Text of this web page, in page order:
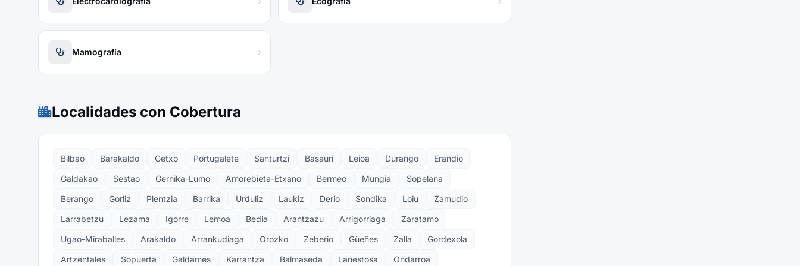
Mamografía
Localidades con Cobertura
Bilbao Barakaldo Getxo Portugalete Santurtzi Basauri Leioa Durango
Erandio
Galdakao
Sestao Gernika-Lumo Amorebieta-Etxano Bermeo Mungia
Sopelana
Berango
Gorliz Plentzia Barrika Urduliz Laukiz Derio Sondika Loiu
Zamudio
Larrabetzu
Lezama Igorre Lemoa Bedia Arantzazu Arrigorriaga
Zaratamo
Ugao-Miraballes
Arakaldo Arrankudiaga Orozko Zeberio Güeñes Zalla
Gordexola
Artzentales
Sopuerta Galdames Karrantza Balmaseda Lanestosa Ondarroa